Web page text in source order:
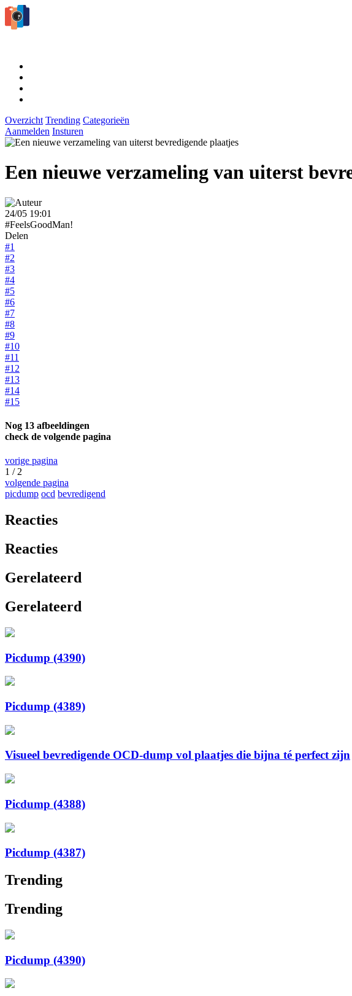
Overzicht Trending Categorieën
Aanmelden Insturen
Een nieuwe verzameling van uiterst
24/05 19:01
#FeelsGoodMan!
Delen
#1
#2
#3
#4
#5
#6
#7
#8
#9
#10
#11
#12
#13
#14
#15
Nog 13 afbeeldingen
check de volgende pagina
vorige pagina
1 / 2
volgende pagina
picdump ocd bevredigend
Reacties
Reacties
Gerelateerd
Gerelateerd
Picdump (4390)
Picdump (4389)
Visueel bevredigende OCD-dump vol plaatjes die bijna té perfect zijn
Picdump (4388)
Picdump (4387)
Trending
Trending
Picdump (4390)